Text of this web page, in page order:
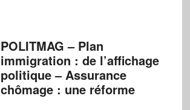
POLITMAG – Plan
immigration : de l’affichage
politique – Assurance
chômage : une réforme